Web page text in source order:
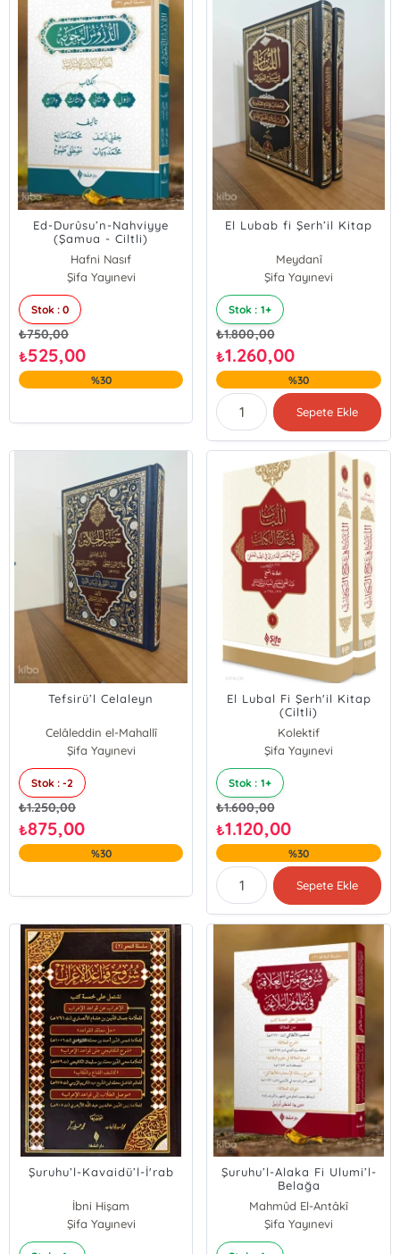
Ed-Durûsu’n-Nahviyye
(Şamua - Ciltli)
Hafni Nasıf
Muhammed Diyab
Mustafa Tamuh
Muhammed Salih
Şifa Yayınevi
Stok : 0
₺750,00
₺525,00
%30
El Lubab fi Şerh’il Kitap
Meydanî
Şifa Yayınevi
Stok : 1+
₺1.800,00
₺1.260,00
%30
Sepete Ekle
Tefsirü’l Celaleyn
Celâleddin el-Mahallî
Celâleddin es-Süyûtî
Şifa Yayınevi
Stok : -2
₺1.250,00
₺875,00
%30
El Lubal Fi Şerh'il Kitap
(Ciltli)
Kolektif
Şifa Yayınevi
Stok : 1+
₺1.600,00
₺1.120,00
%30
Sepete Ekle
Şuruhu’l-Kavaidü’l-İ'rab
İbni Hişam
Şifa Yayınevi
Şuruhu’l-Alaka Fi Ulumi’l-
Belağa
Mahmûd El-Antâkî
Şifa Yayınevi